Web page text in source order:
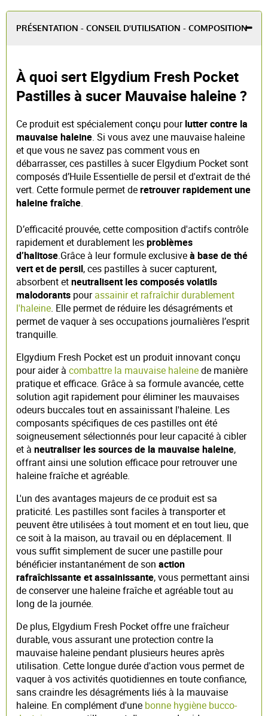
PRÉSENTATION - CONSEIL D'UTILISATION - COMPOSITION
À quoi sert Elgydium Fresh Pocket
Pastilles à sucer Mauvaise haleine ?
Ce produit est spécialement conçu pourlutter contre la
mauvaise haleine. Si vous avez une mauvaise haleine
et que vous ne savez pas comment vous en
débarrasser, ces pastilles à sucer Elgydium Pocket sont
composés d’Huile Essentielle de persil et d'extrait de thé
vert. Cette formule permet deretrouver rapidement une
haleine fraîche.
D’efficacité prouvée, cette composition d'actifs contrôle
rapidement et durablement lesproblèmes
d’halitose.Grâce à leur formule exclusiveà base de thé
vert et de persil, ces pastilles à sucer capturent,
absorbent etneutralisent les composés volatils
malodorants pourassainir et rafraîchir durablement
l'haleine. Elle permet de réduire les désagréments et
permet de vaquer à ses occupations journalières l’esprit
tranquille.
Elgydium Fresh Pocket est un produit innovant conçu
pour aider à combattre la mauvaise haleinede manière
pratique et efficace. Grâce à sa formule avancée, cette
solution agit rapidement pour éliminer les mauvaises
odeurs buccales tout en assainissant l'haleine. Les
composants spécifiques de ces pastilles ont été
soigneusement sélectionnés pour leur capacité à cibler
et à neutraliser les sources de la mauvaise haleine,
offrant ainsi une solution efficace pour retrouver une
haleine fraîche et agréable.
L'un des avantages majeurs de ce produit est sa
praticité. Les pastilles sont faciles à transporter et
peuvent être utilisées à tout moment et en tout lieu, que
ce soit à la maison, au travail ou en déplacement. Il
vous suffit simplement de sucer une pastille pour
bénéficier instantanément de son action
rafraîchissante et assainissante, vous permettant ainsi
de conserver une haleine fraîche et agréable tout au
long de la journée.
De plus, Elgydium Fresh Pocket offre une fraîcheur
durable, vous assurant une protection contre la
mauvaise haleine pendant plusieurs heures après
utilisation. Cette longue durée d'action vous permet de
vaquer à vos activités quotidiennes en toute confiance,
sans craindre les désagréments liés à la mauvaise
haleine. En complément d'une bonne hygiène bucco-